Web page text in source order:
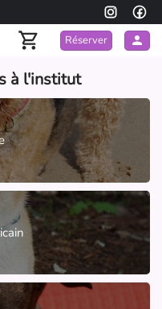
Réserver
à l'institut